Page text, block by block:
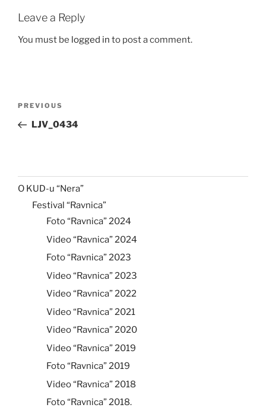
Leave a Reply
You must be logged in to post a comment.
Previous
Post
PREVIOUS
LJV_0434
O KUD-u “Nera”
Festival “Ravnica”
Foto “Ravnica” 2024
Video “Ravnica” 2024
Foto “Ravnica” 2023
Video “Ravnica” 2023
Video “Ravnica” 2022
Video “Ravnica” 2021
Video “Ravnica” 2020
Video “Ravnica” 2019
Foto “Ravnica” 2019
Video “Ravnica” 2018
Foto “Ravnica” 2018.